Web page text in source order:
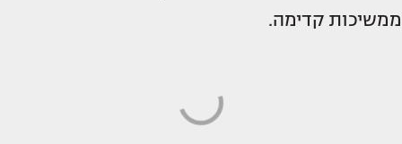
ממשיכות קדימה.